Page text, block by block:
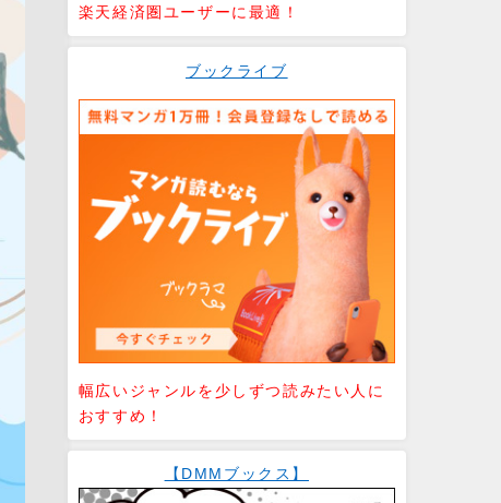
楽天経済圏ユーザーに最適！
ブックライブ
幅広いジャンルを少しずつ読みたい人に
おすすめ！
【DMMブックス】